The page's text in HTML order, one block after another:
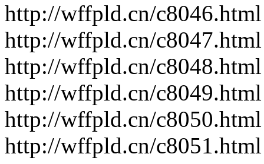
http://wffpld.cn/c8046.html
http://wffpld.cn/c8047.html
http://wffpld.cn/c8048.html
http://wffpld.cn/c8049.html
http://wffpld.cn/c8050.html
http://wffpld.cn/c8051.html